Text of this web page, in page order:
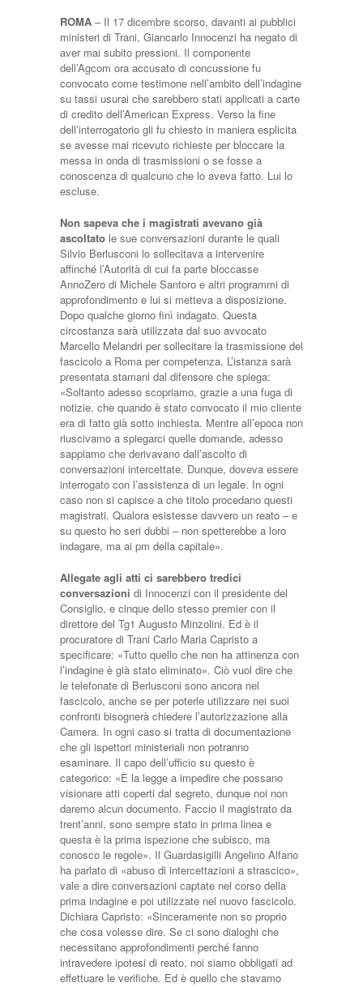
ROMA – Il 17 dicembre scorso, davanti ai pubblici
ministeri di Trani, Giancarlo Innocenzi ha negato di
aver mai subito pressioni. Il componente
dell’Agcom ora accusato di concussione fu
convocato come testimone nell’ambito dell’indagine
su tassi usurai che sarebbero stati applicati a carte
di credito dell’American Express. Verso la fine
dell’interrogatorio gli fu chiesto in maniera esplicita
se avesse mai ricevuto richieste per bloccare la
messa in onda di trasmissioni o se fosse a
conoscenza di qualcuno che lo aveva fatto. Lui lo
escluse.
Non sapeva che i magistrati avevano già
ascoltato le sue conversazioni durante le quali
Silvio Berlusconi lo sollecitava a intervenire
affinché l’Autorità di cui fa parte bloccasse
AnnoZero di Michele Santoro e altri programmi di
approfondimento e lui si metteva a disposizione.
Dopo qualche giorno finì indagato. Questa
circostanza sarà utilizzata dal suo avvocato
Marcello Melandri per sollecitare la trasmissione del
fascicolo a Roma per competenza. L’istanza sarà
presentata stamani dal difensore che spiega:
«Soltanto adesso scopriamo, grazie a una fuga di
notizie, che quando è stato convocato il mio cliente
era di fatto già sotto inchiesta. Mentre all’epoca non
riuscivamo a spiegarci quelle domande, adesso
sappiamo che derivavano dall’ascolto di
conversazioni intercettate. Dunque, doveva essere
interrogato con l’assistenza di un legale. In ogni
caso non si capisce a che titolo procedano questi
magistrati. Qualora esistesse davvero un reato – e
su questo ho seri dubbi – non spetterebbe a loro
indagare, ma ai pm della capitale».
Allegate agli atti ci sarebbero tredici
conversazioni di Innocenzi con il presidente del
Consiglio, e cinque dello stesso premier con il
direttore del Tg1 Augusto Minzolini. Ed è il
procuratore di Trani Carlo Maria Capristo a
specificare: «Tutto quello che non ha attinenza con
l’indagine è già stato eliminato». Ciò vuol dire che
le telefonate di Berlusconi sono ancora nel
fascicolo, anche se per poterle utilizzare nei suoi
confronti bisognerà chiedere l’autorizzazione alla
Camera. In ogni caso si tratta di documentazione
che gli ispettori ministeriali non potranno
esaminare. Il capo dell’ufficio su questo è
categorico: «È la legge a impedire che possano
visionare atti coperti dal segreto, dunque noi non
daremo alcun documento. Faccio il magistrato da
trent’anni, sono sempre stato in prima linea e
questa è la prima ispezione che subisco, ma
conosco le regole». Il Guardasigilli Angelino Alfano
ha parlato di «abuso di intercettazioni a strascico»,
vale a dire conversazioni captate nel corso della
prima indagine e poi utilizzate nel nuovo fascicolo.
Dichiara Capristo: «Sinceramente non so proprio
che cosa volesse dire. Se ci sono dialoghi che
necessitano approfondimenti perché fanno
intravedere ipotesi di reato, noi siamo obbligati ad
effettuare le verifiche. Ed è quello che stavamo